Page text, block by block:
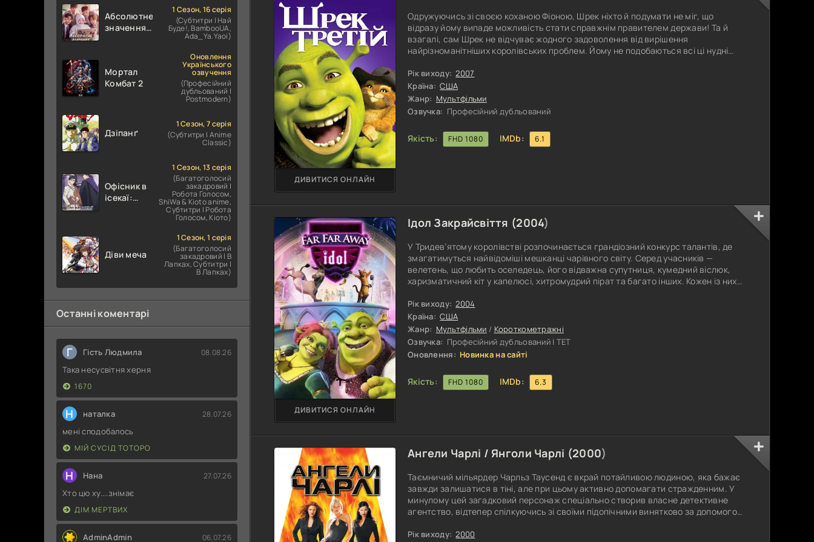
Одружуючись зі своєю коханою Фіоною, Шрек ніхто й подумати не міг, що
відразу йому випаде можливість стати справжнім правителем держави! Та й
взагалі, сам Шрек не відчуває жодного задоволення від вирішення
найрізноманітніших королівських проблем. Йому не подобаються всі ці нудні
щодня. Замість усього цього він віддав би перевагу поверненню в те саме
болото, де колись чудово коротав час. Адже час, проведений із Фіоною
Рік виходу: 2007
Країна: США
Жанр: Мультфільми
Озвучка: Професійний дубльований
Якість: FHD 1080 IMDb: 6.1
ДИВИТИСЯ ОНЛАЙН
Ідол Закрайсвіття (2004)
У Тридев’ятому королівстві розпочинається грандіозний конкурс талантів, де
змагатимуться найвідоміші мешканці чарівного світу. Серед учасників —
велетень, що любить оселедець, його відважна супутниця, кумедний віслюк,
харизматичний кіт у капелюсі, хитромудрий пірат та багато інших. Кожен із них
сюрпризів. Але хто ж зрештою здобуде перемогу та отримає головний приз?
Розв’язка цього музичного змагання обіцяє бути
Рік виходу: 2004
Країна: США
Жанр: Мультфільми / Короткометражні
Озвучка: Професійний дубльований | ТЕТ
Оновлення: Новинка на сайті
Якість: FHD 1080 IMDb: 6.3
ДИВИТИСЯ ОНЛАЙН
Ангели Чарлі / Янголи Чарлі (2000)
Таємничий мільярдер Чарльз Таусенд є вкрай потайливою людиною, яка бажає
завжди залишатися в тіні, але при цьому активно допомагати стражденним. У
минулому цей загадковий персонаж спеціально створив власне детективне
агентство, відтепер спілкуючись зі своїми підопічними винятково за допомогою
механічний. Тільки таким чином ексцентричний керівник воліє переговоритися і
Рік виходу: 2000
Абсолютне
значення
романтики
1 Сезон, 16 серія
(Субтитри | Най
Буде!, BambooUA,
Ada_Ya.Yaoi)
Мортал
Комбат 2
Оновлення
Українського
озвучення
(Професійний
дубльований |
Postmodern)
Дзіпанґ
1 Сезон, 7 серія
(Субтитри | Anime
Classic)
Офісник в
ісекаї:
від
Корпоративного
1 Сезон, 13 серія
(Багатоголосий
закадровий |
Робота Голосом,
ShiWa & Kioto anime,
Субтитри | Робота
Голосом, Кіото)
Діви меча
1 Сезон, 1 серія
(Багатоголосий
закадровий | В
Лапках, Субтитри |
В Лапках)
Останні коментарі
Г Гість Людмила 08.08.26
Така несусвітня херня
1670
Н наталка 28.07.26
мені сподобалось
МІЙ СУСІД ТОТОРО
Н Нана 27.07.26
Хто цю ху....знімає
ДІМ МЕРТВИХ
AdminAdmin 06.07.26